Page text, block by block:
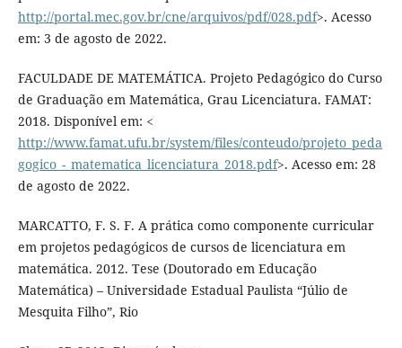
http://portal.mec.gov.br/cne/arquivos/pdf/028.pdf>. Acesso
em: 3 de agosto de 2022.
FACULDADE DE MATEMÁTICA. Projeto Pedagógico do Curso
de Graduação em Matemática, Grau Licenciatura. FAMAT:
2018. Disponível em: <
http://www.famat.ufu.br/system/files/conteudo/projeto_peda
gogico_-_matematica_licenciatura_2018.pdf>. Acesso em: 28
de agosto de 2022.
MARCATTO, F. S. F. A prática como componente curricular
em projetos pedagógicos de cursos de licenciatura em
matemática. 2012. Tese (Doutorado em Educação
Matemática) – Universidade Estadual Paulista “Júlio de
Mesquita Filho”, Rio